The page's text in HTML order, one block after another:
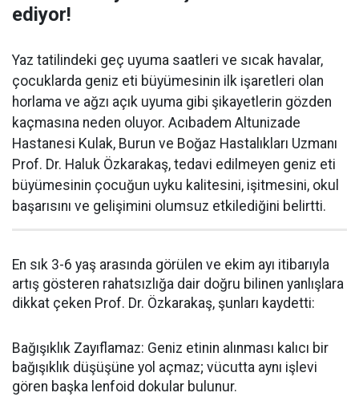
ediyor!
Yaz tatilindeki geç uyuma saatleri ve sıcak havalar,
çocuklarda geniz eti büyümesinin ilk işaretleri olan
horlama ve ağzı açık uyuma gibi şikayetlerin gözden
kaçmasına neden oluyor. Acıbadem Altunizade
Hastanesi Kulak, Burun ve Boğaz Hastalıkları Uzmanı
Prof. Dr. Haluk Özkarakaş, tedavi edilmeyen geniz eti
büyümesinin çocuğun uyku kalitesini, işitmesini, okul
başarısını ve gelişimini olumsuz etkilediğini belirtti.
En sık 3-6 yaş arasında görülen ve ekim ayı itibarıyla
artış gösteren rahatsızlığa dair doğru bilinen yanlışlara
dikkat çeken Prof. Dr. Özkarakaş, şunları kaydetti:
Bağışıklık Zayıflamaz: Geniz etinin alınması kalıcı bir
bağışıklık düşüşüne yol açmaz; vücutta aynı işlevi
gören başka lenfoid dokular bulunur.